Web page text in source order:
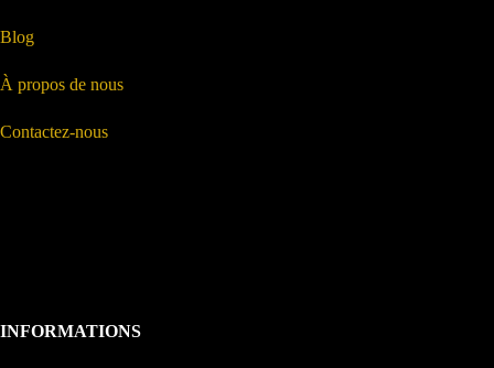
Blog
À propos de nous
Contactez-nous
INFORMATIONS